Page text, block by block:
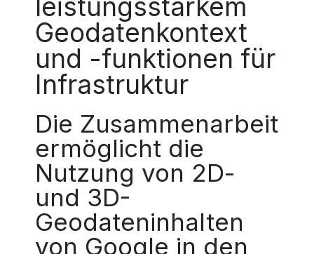
leistungsstarkem
Geodatenkontext
und -funktionen für
Infrastruktur
Die Zusammenarbeit
ermöglicht die
Nutzung von 2D-
und 3D-
Geodateninhalten
von Google in den